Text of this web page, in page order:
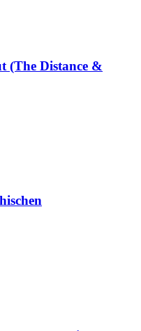
(The Distance &